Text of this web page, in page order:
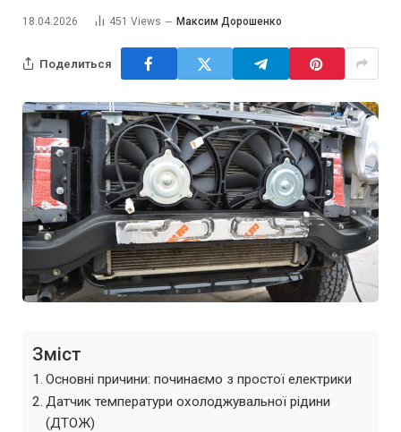
18.04.2026 451 Views Максим Дорошенко
Поделиться
Зміст
Основні причини: починаємо з простої електрики
Датчик температури охолоджувальної рідини
(ДТОЖ)